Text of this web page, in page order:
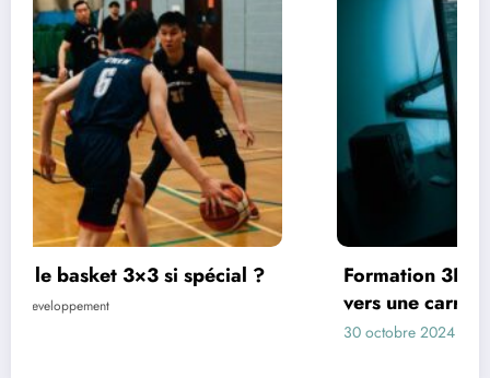
Formation 3D Game Studio : Une passerelle
vers une carrière passionnante dans le jeu